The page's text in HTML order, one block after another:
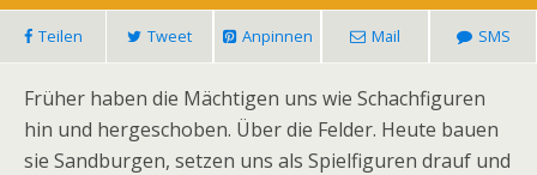
Teilen Tweet Anpinnen Mail SMS
Früher haben die Mächtigen uns wie Schachfiguren
hin und hergeschoben. Über die Felder. Heute bauen
sie Sandburgen, setzen uns als Spielfiguren drauf und